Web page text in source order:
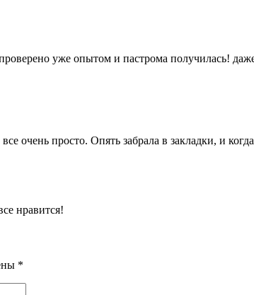
уже опытом и пастрома получилась!
очень просто. Опять забрала в закладки, и
нравится!
*